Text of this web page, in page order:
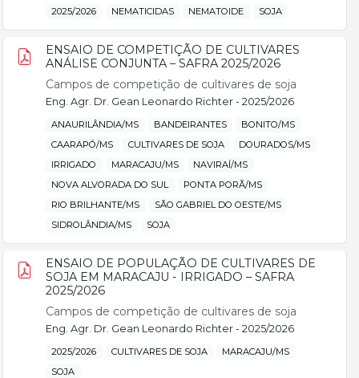
2025/2026 NEMATICIDAS NEMATOIDE SOJA
ENSAIO DE COMPETIÇÃO DE CULTIVARES
ANÁLISE CONJUNTA – SAFRA 2025/2026
Campos de competição de cultivares de soja
Eng. Agr. Dr. Gean Leonardo Richter - 2025/2026
ANAURILÂNDIA/MS BANDEIRANTES
BONITO/MS
CAARAPÓ/MS
CULTIVARES DE SOJA
DOURADOS/MS
IRRIGADO
MARACAJU/MS
NAVIRAÍ/MS
NOVA ALVORADA DO SUL
PONTA PORÃ/MS
RIO BRILHANTE/MS
SÃO GABRIEL DO OESTE/MS
SIDROLÂNDIA/MS
SOJA
ENSAIO DE POPULAÇÃO DE CULTIVARES DE
SOJA EM MARACAJU - IRRIGADO – SAFRA
2025/2026
Campos de competição de cultivares de soja
Eng. Agr. Dr. Gean Leonardo Richter - 2025/2026
2025/2026 CULTIVARES DE SOJA
MARACAJU/MS
SOJA